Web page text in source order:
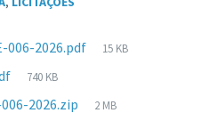
006-2026.pdf
Tamanho
15 KB
Tamanho
arquivo:
740 KB
2026.zip
Tamanho
2 MB